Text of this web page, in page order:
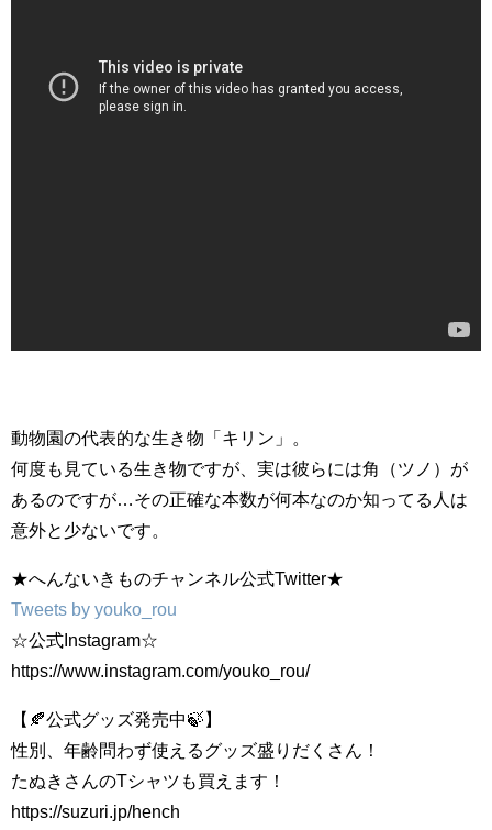
動物園の代表的な生き物「キリン」。
何度も見ている生き物ですが、実は彼らには角（ツノ）が
あるのですが…その正確な本数が何本なのか知ってる人は
意外と少ないです。
★へんないきものチャンネル公式Twitter★
Tweets by youko_rou
☆公式Instagram☆
https://www.instagram.com/youko_rou/
【🍂公式グッズ発売中🍃】
性別、年齢問わず使えるグッズ盛りだくさん！
たぬきさんのTシャツも買えます！
https://suzuri.jp/hench